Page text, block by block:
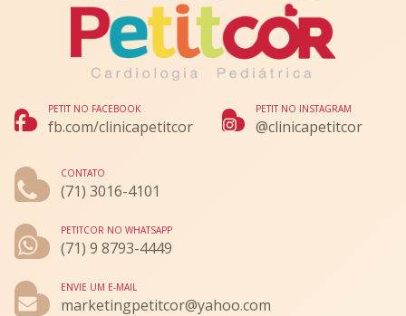
PETIT NO FACEBOOK
fb.com/clinicapetitcor
PETIT NO INSTAGRAM
@clinicapetitcor
CONTATO
(71) 3016-4101
PETITCOR NO WHATSAPP
(71) 9 8793-4449
ENVIE UM E-MAIL
marketingpetitcor@yahoo.com